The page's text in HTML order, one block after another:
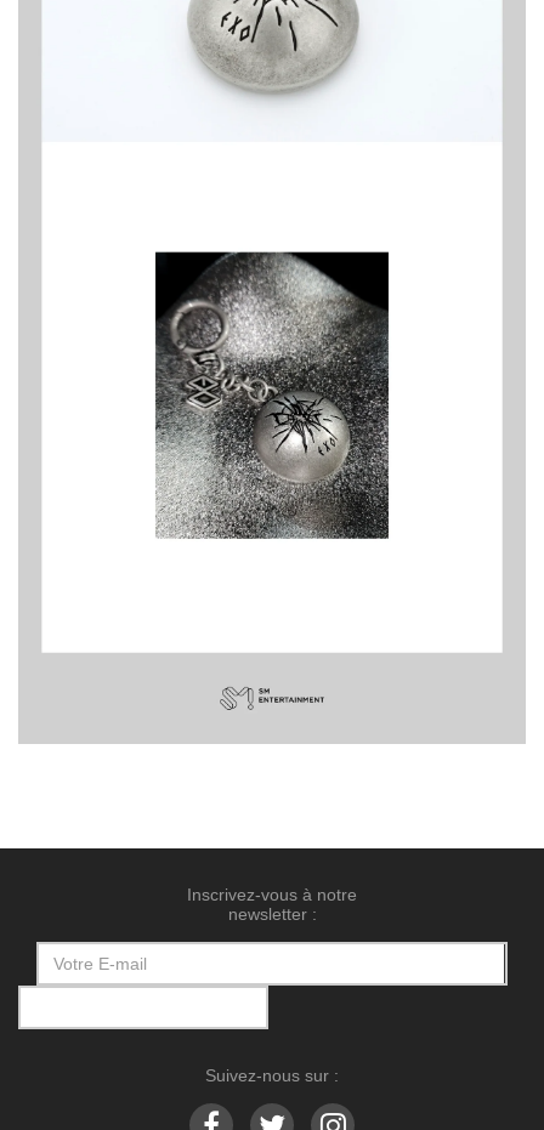
Inscrivez-vous à notre
newsletter :
Suivez-nous sur :